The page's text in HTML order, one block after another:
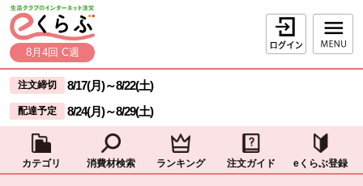
ページの先頭です。
本文へジャンプする。
8月4回 C週
ログイン
ここからサイト内共通メニューです。
サイト内共通メニューをスキップする
注文締切 8/17(月)～8/22(土)
配達予定 8/24(月)～8/29(土)
カテゴリ 消費材検索 ランキング 注文ガイド eくらぶ登録